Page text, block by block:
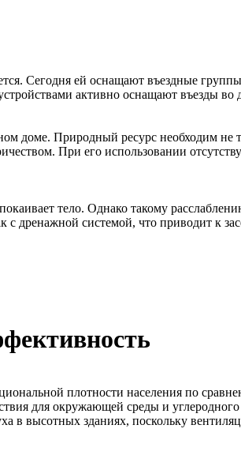
Сегодня ей оснащают въездные
активно оснащают въезды во
доме. Природный ресурс необходим
При его использовании
тело. Однако такому
дренажной системой, что приводит к
плотности населения по
для окружающей среды и углеродного
высотных зданиях, поскольку